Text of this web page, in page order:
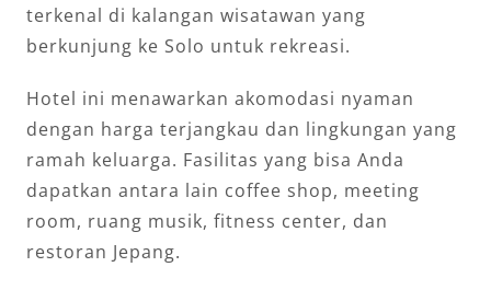
terkenal di kalangan wisatawan yang
berkunjung ke Solo untuk rekreasi.
Hotel ini menawarkan akomodasi nyaman
dengan harga terjangkau dan lingkungan yang
ramah keluarga. Fasilitas yang bisa Anda
dapatkan antara lain coffee shop, meeting
room, ruang musik, fitness center, dan
restoran Jepang.